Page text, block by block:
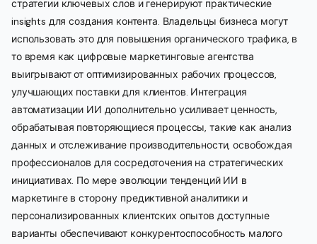
стратегии ключевых слов и генерируют практические
insights для создания контента. Владельцы бизнеса могут
использовать это для повышения органического трафика, в
то время как цифровые маркетинговые агентства
выигрывают от оптимизированных рабочих процессов,
улучшающих поставки для клиентов. Интеграция
автоматизации ИИ дополнительно усиливает ценность,
обрабатывая повторяющиеся процессы, такие как анализ
данных и отслеживание производительности, освобождая
профессионалов для сосредоточения на стратегических
инициативах. По мере эволюции тенденций ИИ в
маркетинге в сторону предиктивной аналитики и
персонализированных клиентских опытов доступные
варианты обеспечивают конкурентоспособность малого